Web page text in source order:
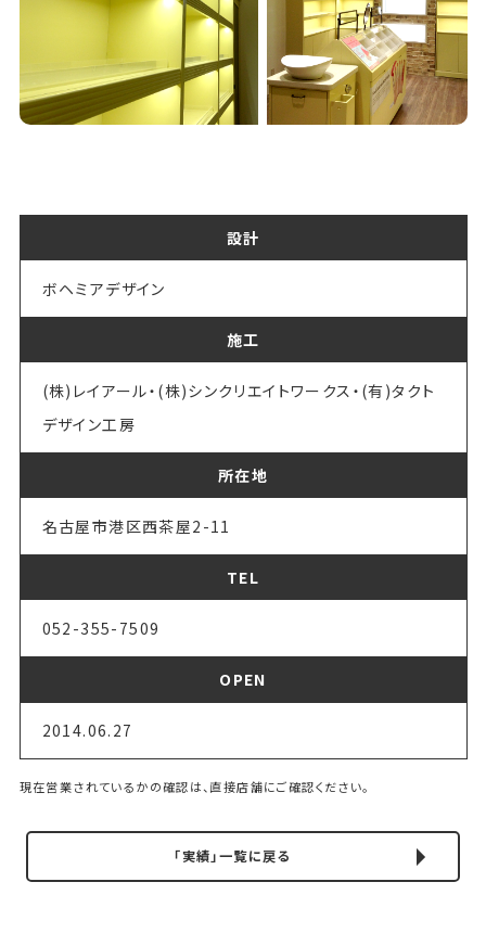
設計
ボヘミアデザイン
施工
(株)レイアール・(株)シンクリエイトワークス・(有)タクト
デザイン工房
所在地
名古屋市港区西茶屋2-11
TEL
052-355-7509
OPEN
2014.06.27
現在営業されているかの確認は、直接店舗にご確認ください。
「実績」一覧に戻る